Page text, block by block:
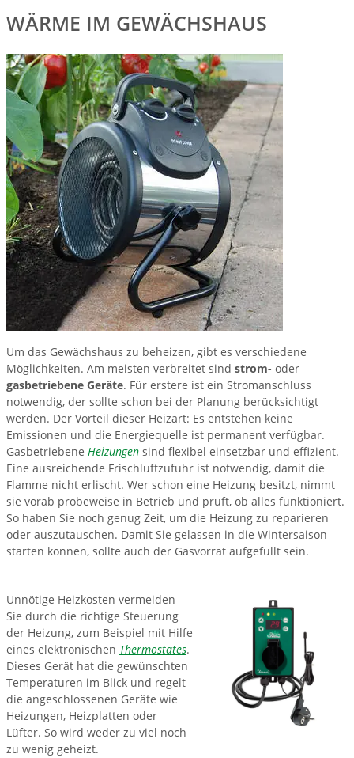
WÄRME IM GEWÄCHSHAUS
Um das Gewächshaus zu beheizen, gibt es verschiedene
Möglichkeiten. Am meisten verbreitet sind strom- oder
gasbetriebene Geräte. Für erstere ist ein Stromanschluss
notwendig, der sollte schon bei der Planung berücksichtigt
werden. Der Vorteil dieser Heizart: Es entstehen keine
Emissionen und die Energiequelle ist permanent verfügbar.
Gasbetriebene Heizungen sind flexibel einsetzbar und effizient.
Eine ausreichende Frischluftzufuhr ist notwendig, damit die
Flamme nicht erlischt. Wer schon eine Heizung besitzt, nimmt
sie vorab probeweise in Betrieb und prüft, ob alles funktioniert.
So haben Sie noch genug Zeit, um die Heizung zu reparieren
oder auszutauschen. Damit Sie gelassen in die Wintersaison
starten können, sollte auch der Gasvorrat aufgefüllt sein.
Unnötige Heizkosten vermeiden
Sie durch die richtige Steuerung
der Heizung, zum Beispiel mit Hilfe
eines elektronischen Thermostates.
Dieses Gerät hat die gewünschten
Temperaturen im Blick und regelt
die angeschlossenen Geräte wie
Heizungen, Heizplatten oder
Lüfter. So wird weder zu viel noch
zu wenig geheizt.